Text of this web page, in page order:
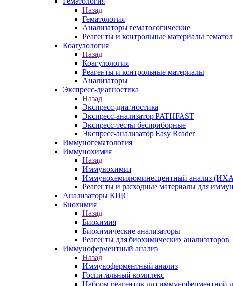
Назад
Гематология
Анализаторы гематологические
Реагенты и контрольные материалы
Коагулология
Назад
Коагулология
Реагенты и контрольные материалы
Анализаторы
Экспресс-диагностика
Назад
Экспресс-диагностика
Экспресс-анализатор PATHFAST
Экспресс-тесты бесприборные
Экспресс-анализатор Easy Reader
Иммуногематология
Иммунохимия
Назад
Иммунохимия
Иммунохемилюминесцентный анализ
Реагенты и расходные материалы для
Анализаторы КЩС
Биохимия
Назад
Биохимия
Биохимические анализаторы
Реагенты для биохимических анализаторов
Иммуноферментный анализ
Назад
Иммуноферментный анализ
Госпитальный комплекс
Наборы реагентов для иммуноферментной